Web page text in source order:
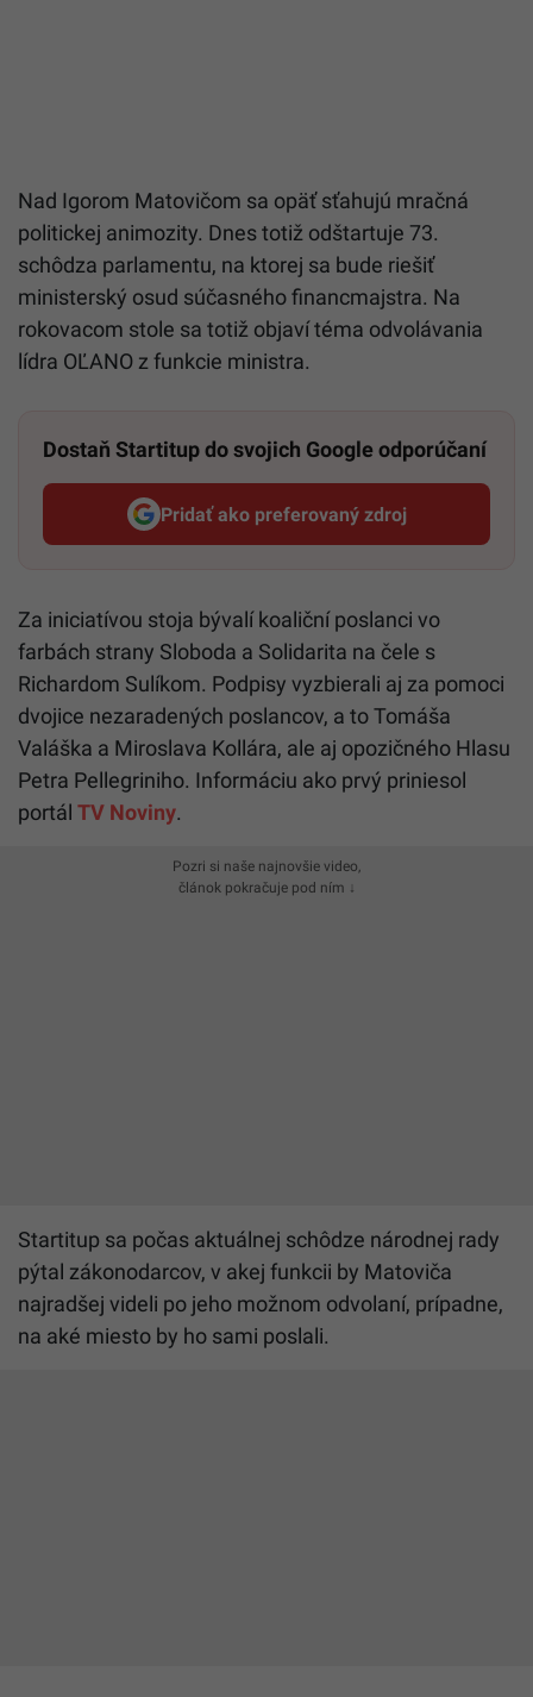
Nad Igorom Matovičom sa opäť sťahujú mračná
politickej animozity. Dnes totiž odštartuje 73.
schôdza parlamentu, na ktorej sa bude riešiť
ministerský osud súčasného financmajstra. Na
rokovacom stole sa totiž objaví téma odvolávania
lídra OĽANO z funkcie ministra.
Dostaň Startitup do svojich Google odporúčaní
Pridať ako preferovaný zdroj
Startitup, odkaz sa otvorí v
Za iniciatívou stoja bývalí koaliční poslanci vo
farbách strany Sloboda a Solidarita na čele s
Richardom Sulíkom. Podpisy vyzbierali aj za pomoci
dvojice nezaradených poslancov, a to Tomáša
Valáška a Miroslava Kollára, ale aj opozičného Hlasu
Petra Pellegriniho. Informáciu ako prvý priniesol
portál TV Noviny.
Pozri si naše najnovšie video,
článok pokračuje pod ním ↓
Startitup sa počas aktuálnej schôdze národnej rady
pýtal zákonodarcov, v akej funkcii by Matoviča
najradšej videli po jeho možnom odvolaní, prípadne,
na aké miesto by ho sami poslali.